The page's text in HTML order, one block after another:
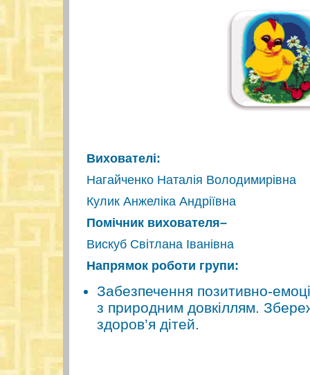
Вихователі:
Нагайченко Наталія Володимирівна
Кулик Анжеліка Андріївна
Помічник вихователя–
Вискуб Світлана Іванівна
Напрямок роботи групи:
Забезпечення позитивно-
з природним довкіллям.
здоров’я дітей.